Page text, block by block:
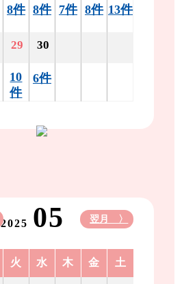
8件 8件 7件 8件 13件
29
10
件
30
6件
2025 05 翌月 〉
火 水 木 金 土